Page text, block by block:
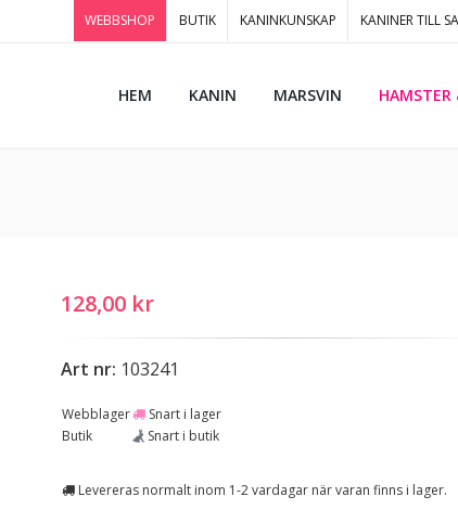
WEBBSHOP BUTIK KANINKUNSKAP KANINER TILL
HEM KANIN MARSVIN HAMSTER
128,00 kr
Art nr: 103241
Webblager
Snart i lager
Butik
Snart i butik
Levereras normalt inom 1-2 vardagar när varan finns i lager.